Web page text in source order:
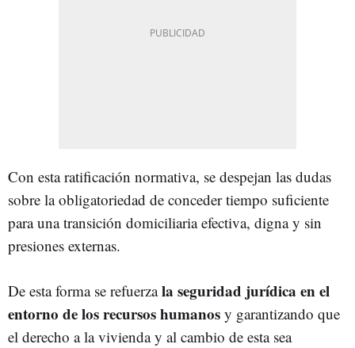
Con esta ratificación normativa, se despejan las dudas
sobre la obligatoriedad de conceder tiempo suficiente
para una transición domiciliaria efectiva, digna y sin
presiones externas.
De esta forma se refuerzala seguridad jurídica en el
entorno de los recursos humanos y garantizando que
el derecho a la vivienda y al cambio de esta sea